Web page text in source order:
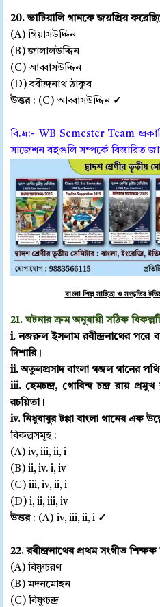
20. ভাটিয়ালি গানকে জয়প্রিয়
(A) গিয়াসউদ্দিন
(B) জালালউদ্দিন
(C) আব্বাসউদ্দিন
(D) রবীন্দ্রনাথ ঠাকুর
উত্তর : (C) আব্বাসউদ্দিন ✓
বি.দ্র:- WB Semester Team
সাজেশন বইগুলি সম্পর্কে বিস্তারিত
বাংলা শিল্প সাহিত্য ও সংস্কৃতির
21. ঘটনার ক্রম অনুযায়ী সঠিক
i. নজরুল ইসলাম রবীন্দ্রনাথের পরে
দিশারি।
ii. অতুলপ্রসাদ বাংলা গজল গানের
iii. হেমচন্দ্র, গোবিন্দ চন্দ্র রায়
রচয়িতা।
iv. নিধুবাবুর টপ্পা বাংলা গানের এক
বিকল্পসমূহ :
(A) iv, iii, ii, i
(B) ii, iv. i, iv
(C) iii, iv, ii, i
(D) i, ii, iii, iv
উত্তর : (A) iv, iii, ii, i ✓
22. রবীন্দ্রনাথের প্রথম সংগীত
(A) বিষ্ণুচরণ
(B) মদনমোহন
(C) বিষ্ণুচন্দ্র